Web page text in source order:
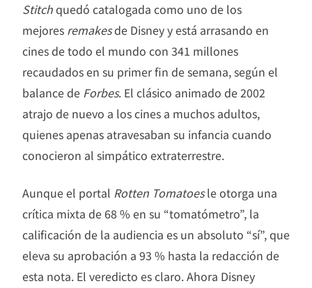
Stitchquedó catalogada como uno de los
mejores remakesde Disney y está arrasando en
cines de todo el mundo con 341 millones
recaudados en su primer fin de semana, según el
balance de Forbes. El clásico animado de 2002
atrajo de nuevo a los cines a muchos adultos,
quienes apenas atravesaban su infancia cuando
conocieron al simpático extraterrestre.
Aunque el portal Rotten Tomatoesle otorga una
crítica mixta de 68 % en su “tomatómetro”, la
calificación de la audiencia es un absoluto “sí”, que
eleva su aprobación a 93 % hasta la redacción de
esta nota. El veredicto es claro. Ahora Disney